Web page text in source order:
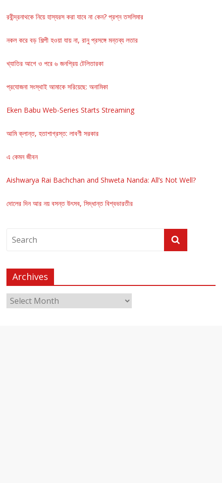
রবীন্দ্রনাথকে নিয়ে হাস্যরস করা যাবে না কেন? প্রশ্ন তসলিমার
নকল করে বড় শিল্পী হওয়া যায় না, রানু প্রসঙ্গে মন্তব্য লতার
খ্যাতির আগে ও পরে ৬ জনপ্রিয় টেলিতারকা
প্রযোজনা সংস্থাই আমাকে সরিয়েছে: অনামিকা
Eken Babu Web-Series Starts Streaming
আমি ক্লান্ত, হতাশাগ্রস্ত: লাবণী সরকার
এ কেমন জীবন
Aishwarya Rai Bachchan and Shweta Nanda: All’s Not Well?
দোলের দিন আর নয় বসন্ত উৎসব, সিদ্ধান্ত বিশ্বভারতীর
Archives